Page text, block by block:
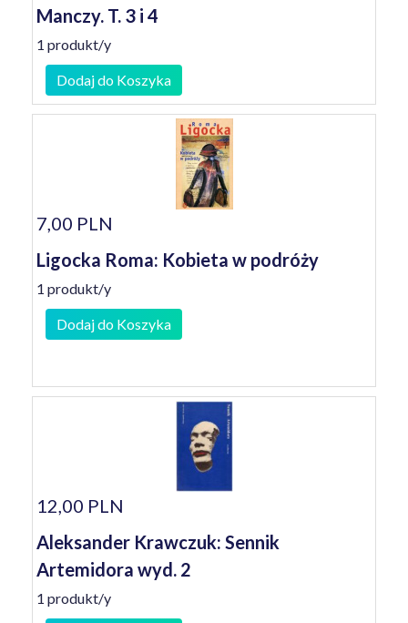
Manczy. T. 3 i 4
1 produkt/y
Dodaj do Koszyka
7,00 PLN
Ligocka Roma: Kobieta w podróży
1 produkt/y
Dodaj do Koszyka
12,00 PLN
Aleksander Krawczuk: Sennik
Artemidora wyd. 2
1 produkt/y